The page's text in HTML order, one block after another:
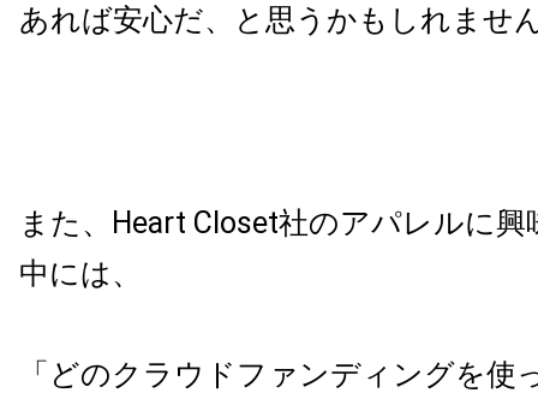
あれば安心だ、と思うかもしれませ
また、 Heart Closet社のアパレルに興
中には、
「どのクラウドファンディングを使